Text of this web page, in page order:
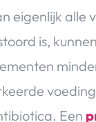
eigenlijk alle
is,
Een